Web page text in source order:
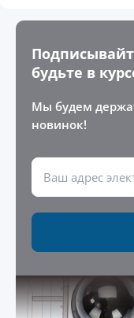
будьте в
Мы будем
новинок!